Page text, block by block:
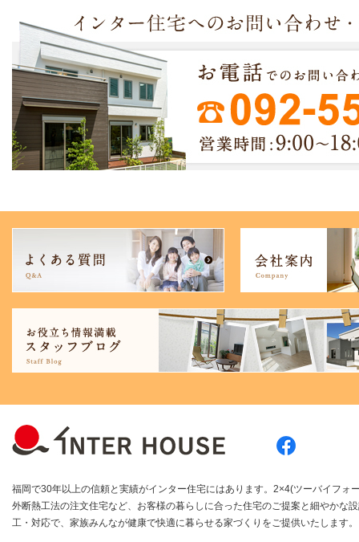
福岡で30年以上の信頼と実績がインター住宅にはあります。2×4(ツーバイフォ
外断熱工法の注文住宅など、お客様の暮らしに合った住宅のご提案と細やかな
工・対応で、家族みんなが健康で快適に暮らせる家づくりをご提供いたします。